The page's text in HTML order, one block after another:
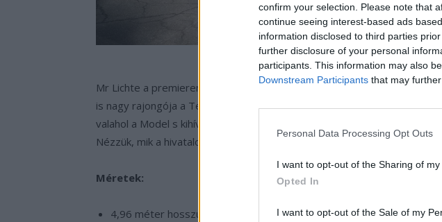
confirm your selection. Please note that
continue seeing interest-based ads
information disclosed to third parties
further disclosure of your personal
participants. This information may also
Downstream Participants that may
Personal Data Processing Opt Outs
I want to opt-out of the Sharing of my
Opted In
I want to opt-out of the Sale of my
Mr Lichte a premieren arról is beszélt, hogy mennyivel könnyebb volt
is nagy rajongója a Teslának és a Model s-nek, így nagy
valahol a Model s kihívójának szánja ezt az autót, nem vitás.
Nézzük, mik a hivatalos számok az e-tron GT esetében.
Méretek:
4,96 méter hosszúság